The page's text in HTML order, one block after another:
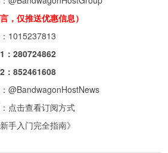
，仅推送优惠信息）
： 1015237813
280724862
852461608
： @BandwagonHostNews
： 点击查看订阅方式
手入门完全指南》